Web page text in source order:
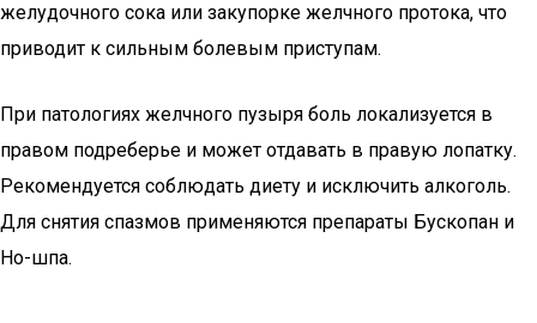
желудочного сока или закупорке желчного протока, что
приводит к сильным болевым приступам.
При патологиях желчного пузыря боль локализуется в
правом подреберье и может отдавать в правую лопатку.
Рекомендуется соблюдать диету и исключить алкоголь.
Для снятия спазмов применяются препараты Бускопан и
Но-шпа.